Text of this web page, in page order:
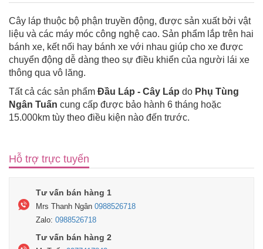
Cây láp thuộc bộ phận truyền động, được sản xuất bởi vật
liệu và các máy móc công nghệ cao. Sản phẩm lắp trên hai
bánh xe, kết nối hay bánh xe với nhau giúp cho xe được
chuyển động dễ dàng theo sự điều khiển của người lái xe
thông qua vô lăng.
Tất cả các sản phẩm Đầu Láp - Cây Láp do Phụ Tùng
Ngân Tuấn cung cấp được bảo hành 6 tháng hoặc
15.000km tùy theo điều kiện nào đến trước.
Hỗ trợ trực tuyến
Tư vấn bán hàng 1
Mrs Thanh Ngân 0988526718
Zalo: 0988526718
Tư vấn bán hàng 2